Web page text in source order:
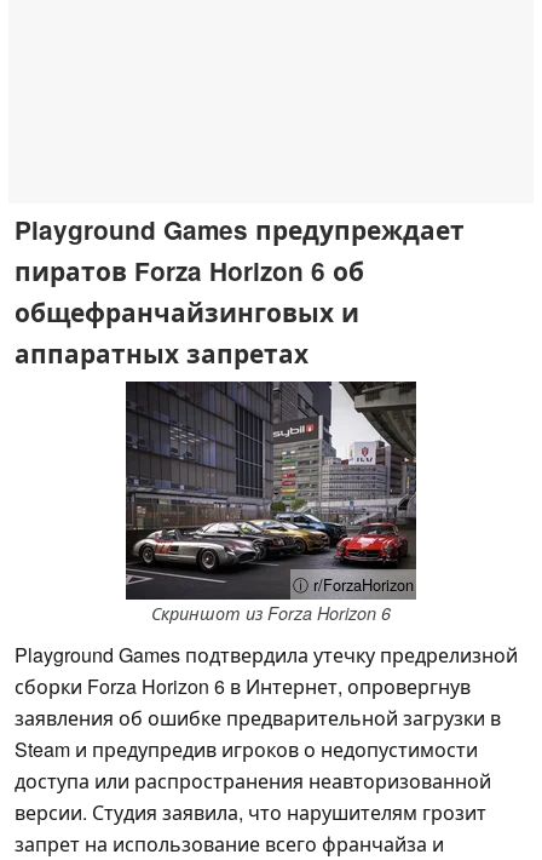
Playground Games предупреждает
пиратов Forza Horizon 6 об
общефранчайзинговых и
аппаратных запретах
ⓘ r/ForzaHorizon
Скриншот из Forza Horizon 6
Playground Games подтвердила утечку предрелизной
сборки Forza Horizon 6 в Интернет, опровергнув
заявления об ошибке предварительной загрузки в
Steam и предупредив игроков о недопустимости
доступа или распространения неавторизованной
версии. Студия заявила, что нарушителям грозит
запрет на использование всего франчайза и